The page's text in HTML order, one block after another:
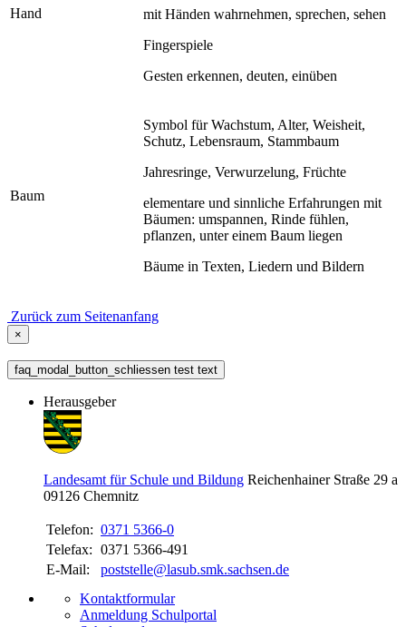
Hand
mit Händen wahrnehmen, sprechen, sehen
Fingerspiele
Gesten erkennen, deuten, einüben
Baum
Symbol für Wachstum, Alter, Weisheit,
Schutz, Lebensraum, Stammbaum
Jahresringe, Verwurzelung, Früchte
elementare und sinnliche Erfahrungen mit
Bäumen: umspannen, Rinde fühlen,
pflanzen, unter einem Baum liegen
Bäume in Texten, Liedern und Bildern
Zurück zum Seitenanfang
×
faq_modal_button_schliessen test text
Herausgeber
Landesamt für Schule und Bildung Reichenhainer Straße 29 a
09126 Chemnitz
Telefon: 0371 5366-0
Telefax: 0371 5366-491
E-Mail:
poststelle@lasub.smk.sachsen.de
Kontaktformular
Anmeldung Schulportal